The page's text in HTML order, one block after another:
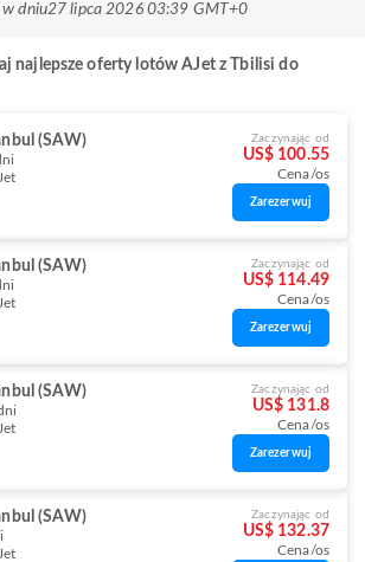
dniu27 lipca 2026 03:39 GMT+0
najlepsze oferty lotów AJet z Tbilisi do
(SAW) Zaczynając od
US$ 100.55
Cena/os
Zarezerwuj
(SAW) Zaczynając od
US$ 114.49
Cena/os
Zarezerwuj
(SAW) Zaczynając od
US$ 131.8
Cena/os
Zarezerwuj
(SAW) Zaczynając od
US$ 132.37
Cena/os